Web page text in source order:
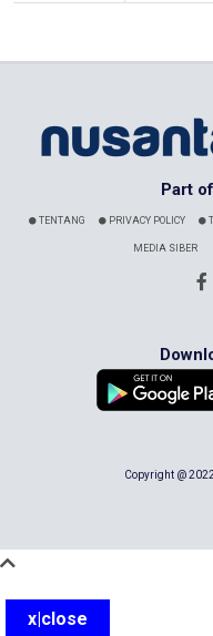
Part
TENTANG PRIVACY POLICY
MEDIA SIBER
Copyright @
x|close